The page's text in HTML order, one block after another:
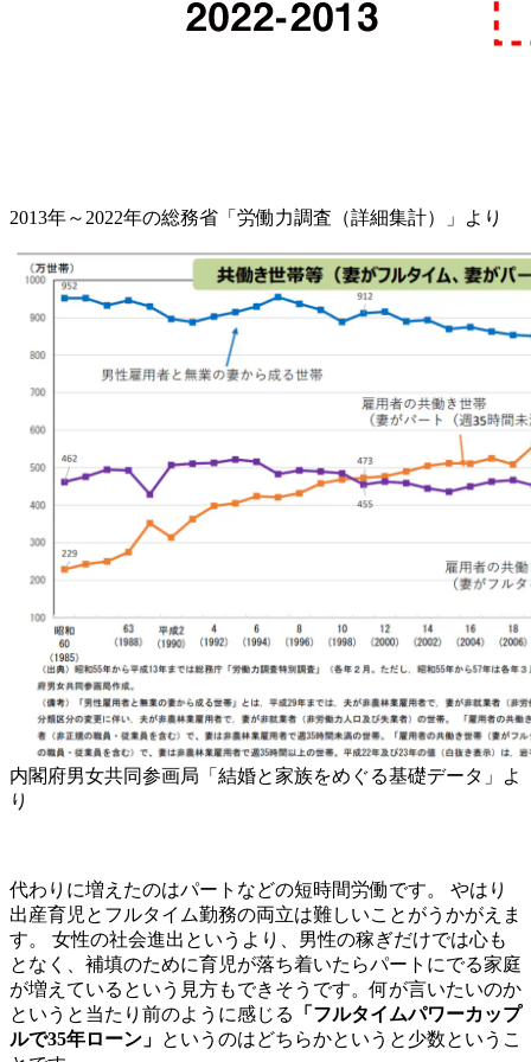
2013年～2022年の総務省「労働力調査（詳細集計）」より
内閣府男女共同参画局「結婚と家族をめぐる基礎データ」よ
り
代わりに増えたのはパートなどの短時間労働です。 やはり
出産育児とフルタイム勤務の両立は難しいことがうかがえま
す。 女性の社会進出というより、男性の稼ぎだけでは心も
となく、補填のために育児が落ち着いたらパートにでる家庭
が増えているという見方もできそうです。何が言いたいのか
というと当たり前のように感じる
「フルタイムパワーカップ
ルで35年ローン」 というのはどちらかというと少数というこ